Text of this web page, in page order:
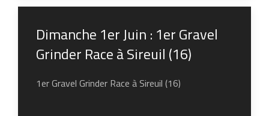
Dimanche 1er Juin : 1er Gravel
Grinder Race à Sireuil (16)
1er Gravel Grinder Race à Sireuil (16)